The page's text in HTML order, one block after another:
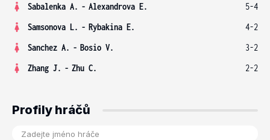
Sabalenka A. - Alexandrova E.
5-4
Samsonova L. - Rybakina E.
4-2
Sanchez A. - Bosio V.
3-2
Zhang J. - Zhu C. 2-2
Profily hráčů